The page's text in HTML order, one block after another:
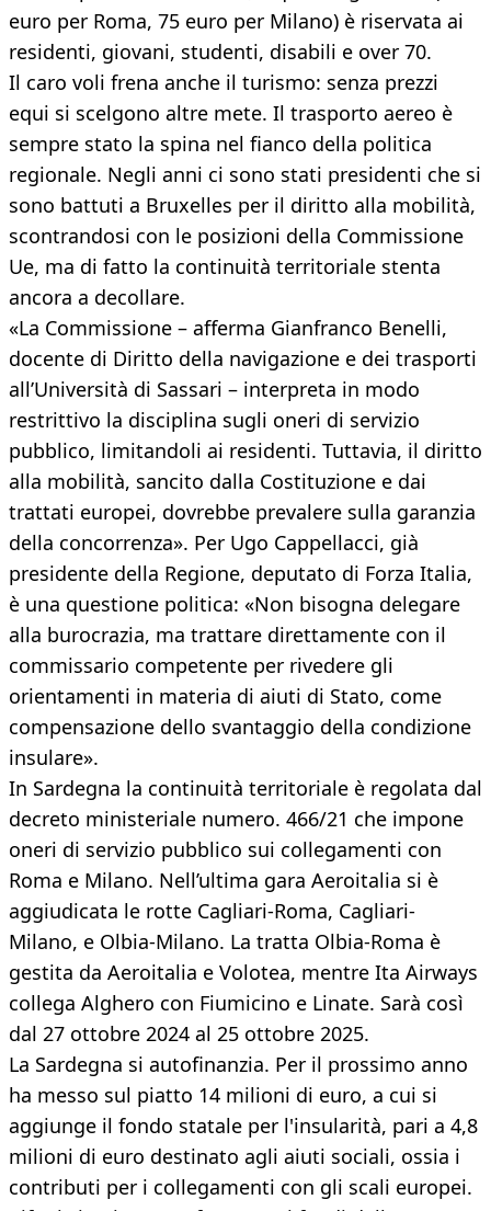
euro per Roma, 75 euro per Milano) è riservata ai
residenti, giovani, studenti, disabili e over 70.
Il caro voli frena anche il turismo: senza prezzi
equi si scelgono altre mete. Il trasporto aereo è
sempre stato la spina nel fianco della politica
regionale. Negli anni ci sono stati presidenti che si
sono battuti a Bruxelles per il diritto alla mobilità,
scontrandosi con le posizioni della Commissione
Ue, ma di fatto la continuità territoriale stenta
ancora a decollare.
«La Commissione – afferma Gianfranco Benelli,
docente di Diritto della navigazione e dei trasporti
all’Università di Sassari – interpreta in modo
restrittivo la disciplina sugli oneri di servizio
pubblico, limitandoli ai residenti. Tuttavia, il diritto
alla mobilità, sancito dalla Costituzione e dai
trattati europei, dovrebbe prevalere sulla garanzia
della concorrenza». Per Ugo Cappellacci, già
presidente della Regione, deputato di Forza Italia,
è una questione politica: «Non bisogna delegare
alla burocrazia, ma trattare direttamente con il
commissario competente per rivedere gli
orientamenti in materia di aiuti di Stato, come
compensazione dello svantaggio della condizione
insulare».
In Sardegna la continuità territoriale è regolata dal
decreto ministeriale numero. 466/21 che impone
oneri di servizio pubblico sui collegamenti con
Roma e Milano. Nell’ultima gara Aeroitalia si è
aggiudicata le rotte Cagliari-Roma, Cagliari-
Milano, e Olbia-Milano. La tratta Olbia-Roma è
gestita da Aeroitalia e Volotea, mentre Ita Airways
collega Alghero con Fiumicino e Linate. Sarà così
dal 27 ottobre 2024 al 25 ottobre 2025.
La Sardegna si autofinanzia. Per il prossimo anno
ha messo sul piatto 14 milioni di euro, a cui si
aggiunge il fondo statale per l'insularità, pari a 4,8
milioni di euro destinato agli aiuti sociali, ossia i
contributi per i collegamenti con gli scali europei.